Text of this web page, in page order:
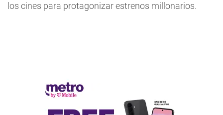
los cines para protagonizar estrenos millonarios.